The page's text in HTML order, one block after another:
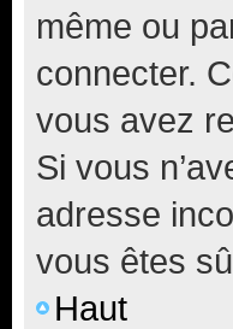
même ou
connecter.
vous avez
Si vous
adresse
vous êtes
Haut